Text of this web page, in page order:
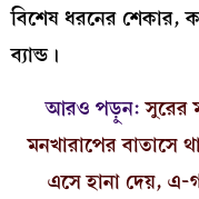
বিশেষ ধরনের শেকার,
ব্যান্ড।
আরও পড়ুন:সুরের
মনখারাপের বাতাসে
এসে হানা দেয়, এ-